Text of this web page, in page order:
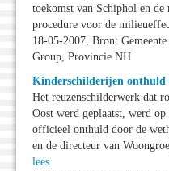
toekomst van Schiphol en de
procedure voor de
18-05-2007, Bron:
Group, Provincie NH
Kinderschilderijen onthuld
Het reuzenschilderwerk dat
Oost werd geplaatst, werd
officieel onthuld door de
en de directeur van
lees